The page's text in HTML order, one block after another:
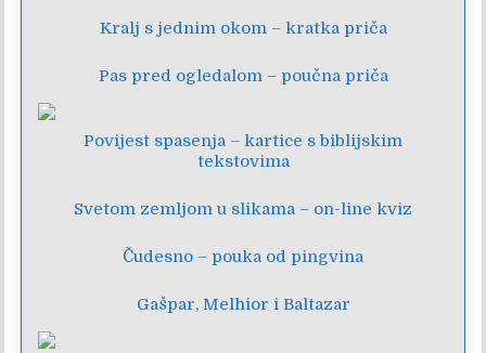
Kralj s jednim okom – kratka priča
Pas pred ogledalom – poučna priča
Povijest spasenja – kartice s biblijskim
tekstovima
Svetom zemljom u slikama – on-line kviz
Čudesno – pouka od pingvina
Gašpar, Melhior i Baltazar